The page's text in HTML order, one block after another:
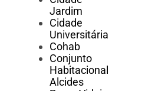
Jardim
Cidade
Universitária
Cohab
Conjunto
Habitacional
Alcides